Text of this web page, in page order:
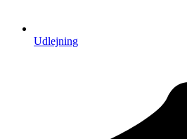
Udlejning